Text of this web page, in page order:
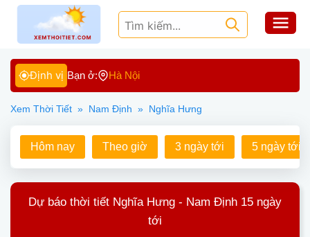
Định vị Bạn ở: Hà Nội
Xem Thời Tiết » Nam Định » Nghĩa Hưng
Hôm nay Theo giờ 3 ngày tới 5 ngày tới
Dự báo thời tiết Nghĩa Hưng - Nam Định 15 ngày
tới